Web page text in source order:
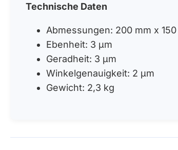
Technische Daten
Abmessungen: 200 mm x
Ebenheit: 3 µm
Geradheit: 3 µm
Winkelgenauigkeit: 2 µm
Gewicht: 2,3 kg